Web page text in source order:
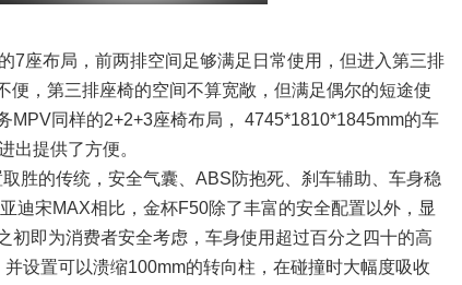
7座布局，前两排空间足够满足日常使用，但进入第三排
便，第三排座椅的空间不算宽敞，但满足偶尔的短途使
MPV同样的2+2+3座椅布局， 4745*1810*1845mm的车
出提供了方便。
胜的传统，安全气囊、ABS防抱死、刹车辅助、车身稳
迪宋MAX相比，金杯F50除了丰富的安全配置以外，显
初即为消费者安全考虑，车身使用超过百分之四十的高
设置可以溃缩100mm的转向柱，在碰撞时大幅度吸收